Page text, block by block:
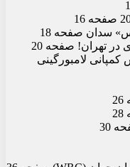
تهران! صفحه 20
کمپانی لامبورگینی